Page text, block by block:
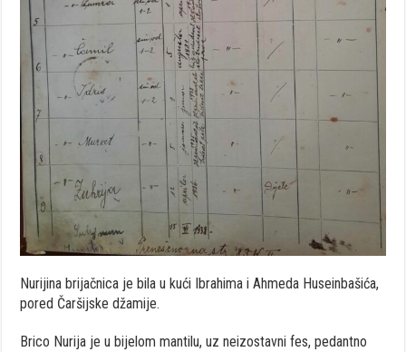
Nurijina brijačnica je bila u kući Ibrahima i Ahmeda Huseinbašića,
pored Čaršijske džamije.
Brico Nurija je u bijelom mantilu, uz neizostavni fes, pedantno